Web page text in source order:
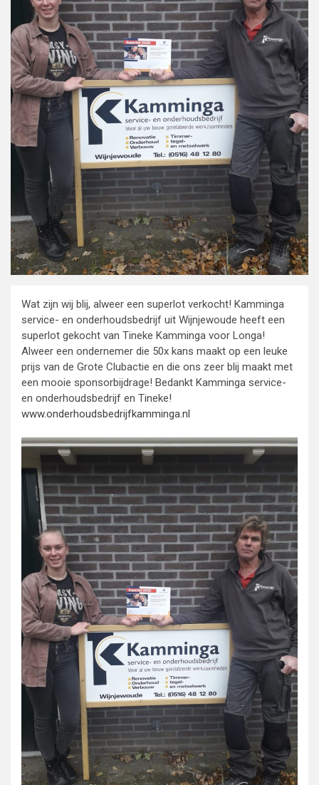
Wat zijn wij blij, alweer een superlot verkocht! Kamminga
service- en onderhoudsbedrijf uit Wijnjewoude heeft een
superlot gekocht van Tineke Kamminga voor Longa!
Alweer een ondernemer die 50x kans maakt op een leuke
prijs van de Grote Clubactie en die ons zeer blij maakt met
een mooie sponsorbijdrage! Bedankt Kamminga service-
en onderhoudsbedrijf en Tineke!
www.onderhoudsbedrijfkamminga.nl